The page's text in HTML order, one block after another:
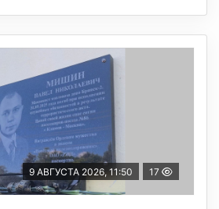
9 АВГУСТА 2026, 11:50 17